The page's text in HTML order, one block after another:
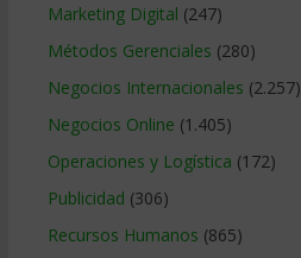
Marketing Digital (247)
Métodos Gerenciales (280)
Negocios Internacionales (2.257)
Negocios Online (1.405)
Operaciones y Logística (172)
Publicidad (306)
Recursos Humanos (865)